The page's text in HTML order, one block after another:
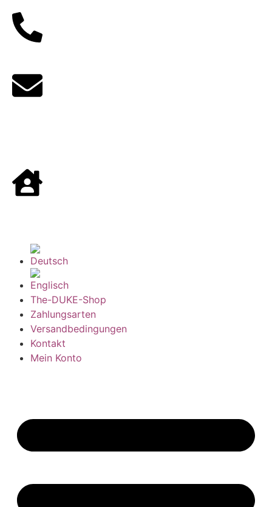
The-DUKE-Shop
Zahlungsarten
Versandbedingungen
Kontakt
Mein Konto